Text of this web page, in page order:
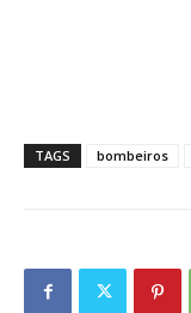
TAGS bombeiros